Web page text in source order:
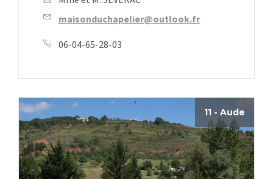
maisonduchapelier@outlook.fr
06-04-65-28-03
11 - Aude